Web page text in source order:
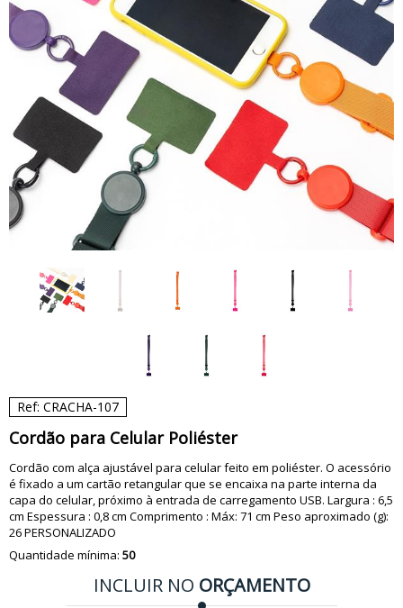
Ref: CRACHA-107
Cordão para Celular Poliéster
Cordão com alça ajustável para celular feito em poliéster. O acessório
é fixado a um cartão retangular que se encaixa na parte interna da
capa do celular, próximo à entrada de carregamento USB. Largura : 6,5
cm Espessura : 0,8 cm Comprimento : Máx: 71 cm Peso aproximado (g):
26 PERSONALIZADO
Quantidade mínima: 50
INCLUIR NO ORÇAMENTO